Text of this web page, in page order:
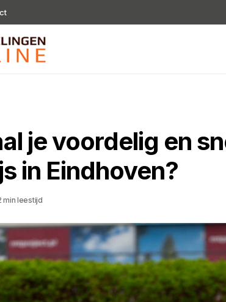
je voordelig en
in Eindhoven?
min leestijd